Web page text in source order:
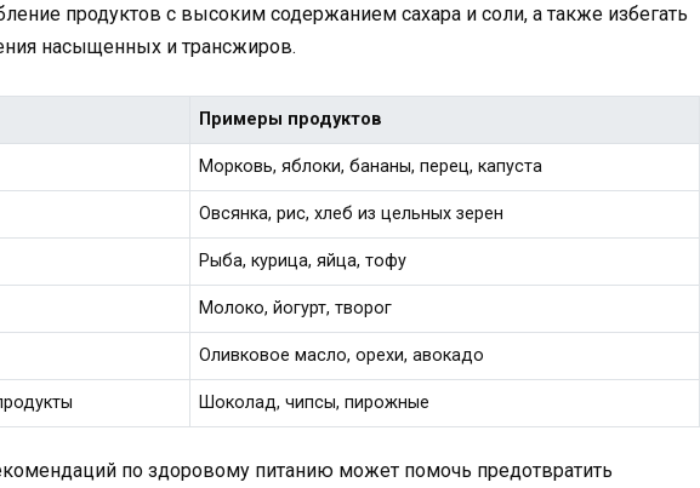
продуктов с высоким содержанием сахара и соли, а также избегать
насыщенных и трансжиров.
Примеры продуктов
Морковь, яблоки, бананы, перец, капуста
Овсянка, рис, хлеб из цельных зерен
Рыба, курица, яйца, тофу
Молоко, йогурт, творог
Оливковое масло, орехи, авокадо
Шоколад, чипсы, пирожные
по здоровому питанию может помочь предотвратить